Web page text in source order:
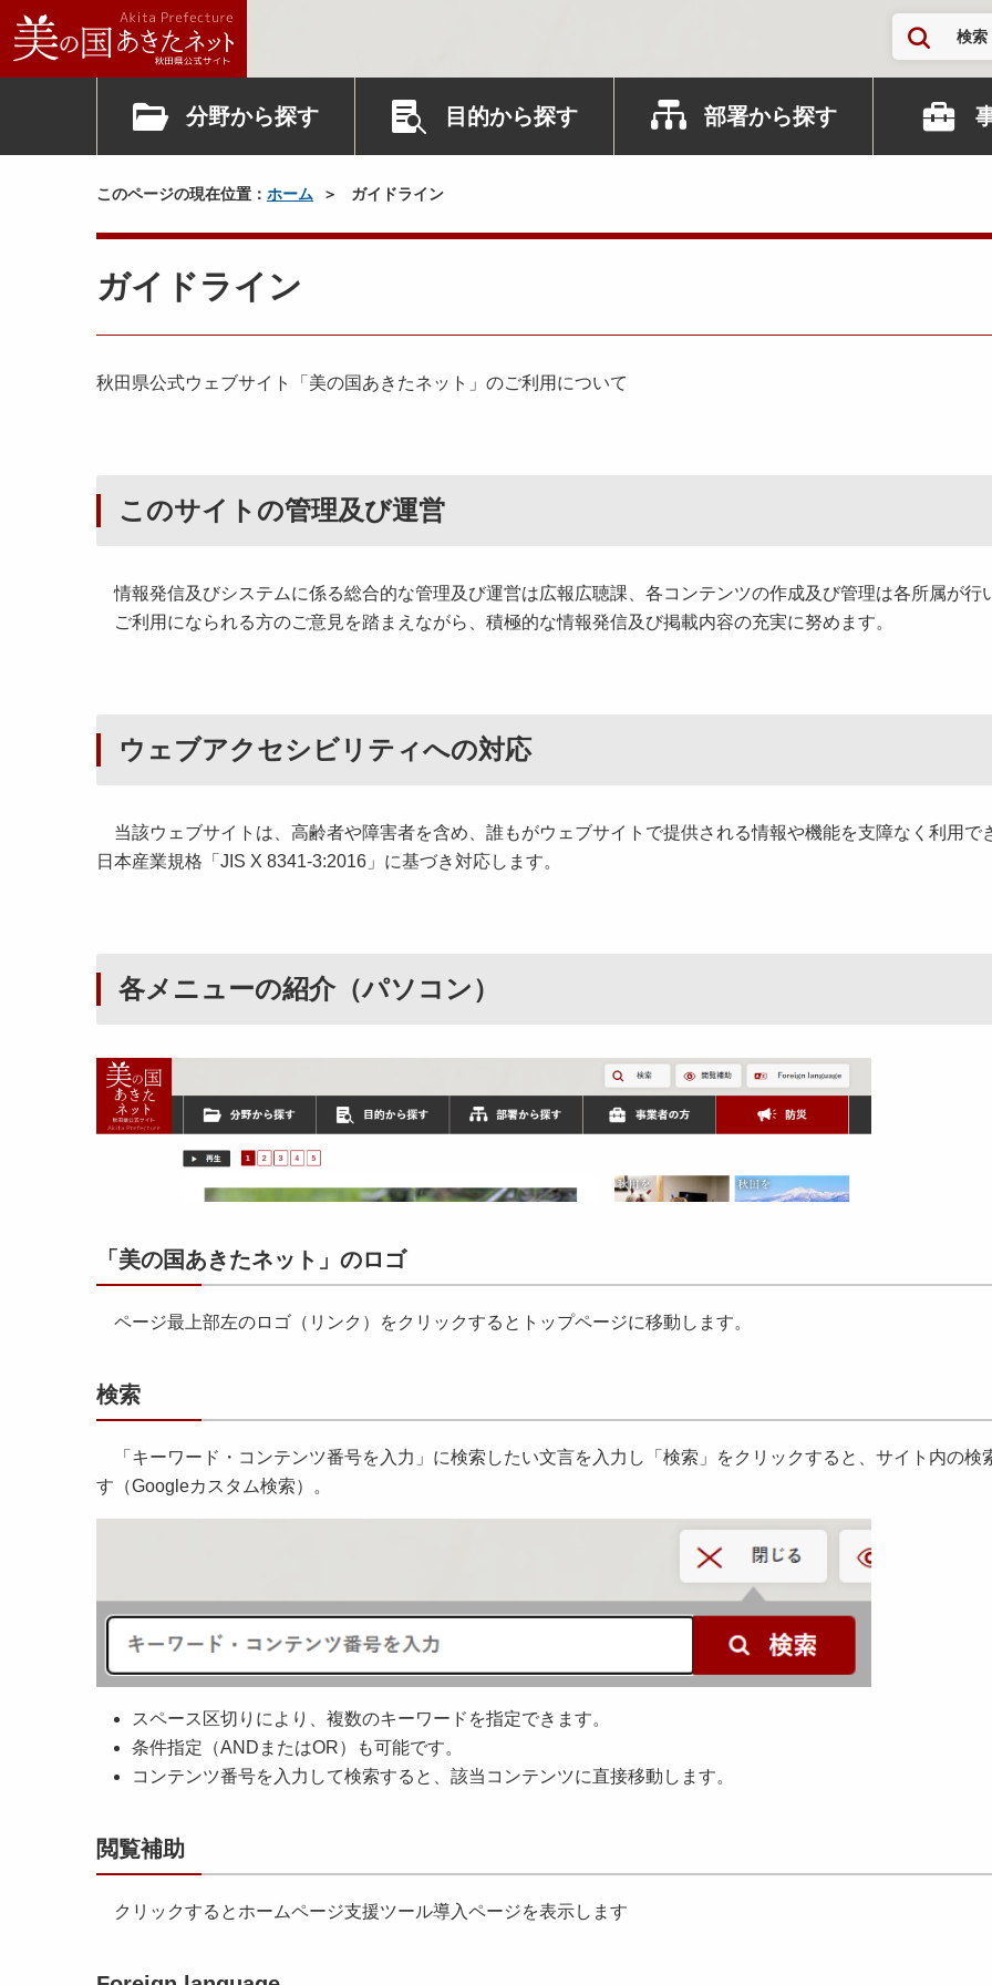
検索
分野から探す 目的から探す 部署から探す
このページの現在位置： ホーム ガイドライン
ガイドライン
秋田県公式ウェブサイト「美の国あきたネット」のご利用について
このサイトの管理及び運営
情報発信及びシステムに係る総合的な管理及び運営は広報広聴課、各コンテンツの作成及び管理は各所属が行
ご利用になられる方のご意見を踏まえながら、積極的な情報発信及び掲載内容の充実に努めます。
ウェブアクセシビリティへの対応
当該ウェブサイトは、高齢者や障害者を含め、誰もがウェブサイトで提供される情報や機能を支障なく利用で
日本産業規格「JIS X 8341-3:2016」に基づき対応します。
各メニューの紹介（パソコン）
「美の国あきたネット」のロゴ
ページ最上部左のロゴ（リンク）をクリックするとトップページに移動します。
検索
「キーワード・コンテンツ番号を入力」に検索したい文言を入力し「検索」をクリックすると、サイト内の検
す（Googleカスタム検索）。
スペース区切りにより、複数のキーワードを指定できます。
条件指定（ANDまたはOR）も可能です。
コンテンツ番号を入力して検索すると、該当コンテンツに直接移動します。
閲覧補助
クリックするとホームページ支援ツール導入ページを表示します